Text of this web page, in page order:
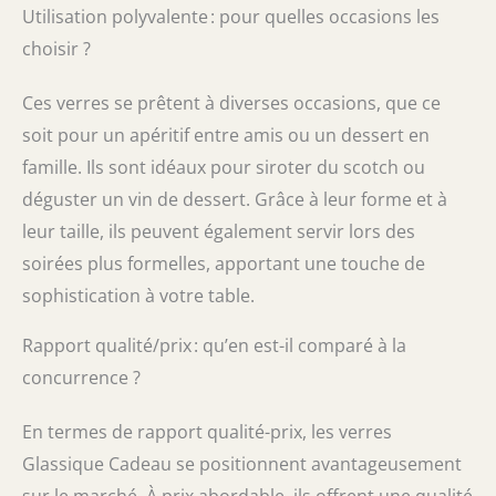
couture, durable et passe au lave-vaisselle,
ce verre élégant est non seulement
d'entretien et une longue durée de vie.
Cadeau sophistiqué : anniversaire,
pendaison de crémaillère, anniversaire,
retraite, mariage, fiançailles, fête des
mères et des pères. Chaque lot de 6 verres
à vin de Porto est parfaitement emballé
dans notre fabuleuse boîte cadeau et de
rangement. Le dos partage quelques
conseils pour choisir, servir et stocker le
vin de Porto, tandis que le chiffon soyeux
verre en place pour le protéger de la
poussière, des rayures et des déchirures.
liste Amazon sont enregistrés (brevetés) et
protégés par des droits de conception.
Toute reproduction non autorisée,
Utilisation polyvalente : pour quelles occasions les
choisir ?
Ces verres se prêtent à diverses occasions, que ce
soit pour un apéritif entre amis ou un dessert en
famille. Ils sont idéaux pour siroter du scotch ou
déguster un vin de dessert. Grâce à leur forme et à
leur taille, ils peuvent également servir lors des
soirées plus formelles, apportant une touche de
sophistication à votre table.
Rapport qualité/prix : qu’en est-il comparé à la
concurrence ?
En termes de rapport qualité-prix, les verres
Glassique Cadeau se positionnent avantageusement